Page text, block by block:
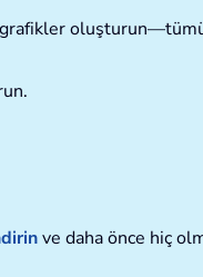
ve daha önce hiç